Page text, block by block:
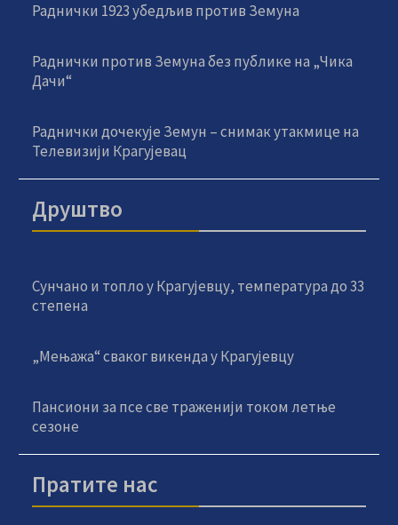
Раднички 1923 убедљив против Земуна
Раднички против Земуна без публике на „Чика
Дачи“
Раднички дочекује Земун – снимак утакмице на
Телевизији Крагујевац
Друштво
Сунчано и топло у Крагујевцу, температура до 33
степена
„Мењажа“ сваког викенда у Крагујевцу
Пансиони за псе све траженији током летње
сезоне
Пратите нас